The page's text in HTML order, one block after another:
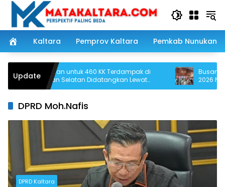
Langsung
konten
Kaltara
Pemprov Kaltara Pemkab Nunukan
Update
Bantuan untuk 460 KK Terdampak di
Krayan Selatan Didatangkan Lewat
Udara
Busana Adat
2026
Berani Tampil
DPRD Moh.Nafis
DPRD Kaltara